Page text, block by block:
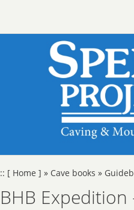
:: [ Home ] » Cave books »
BHB